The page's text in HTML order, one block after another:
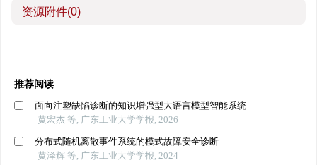
资源附件(0)
推荐阅读
面向注塑缺陷诊断的知识增强型大语言模型智能系统
黄宏杰 等, 广东工业大学学报, 2026
分布式随机离散事件系统的模式故障安全诊断
黄泽辉 等, 广东工业大学学报, 2024